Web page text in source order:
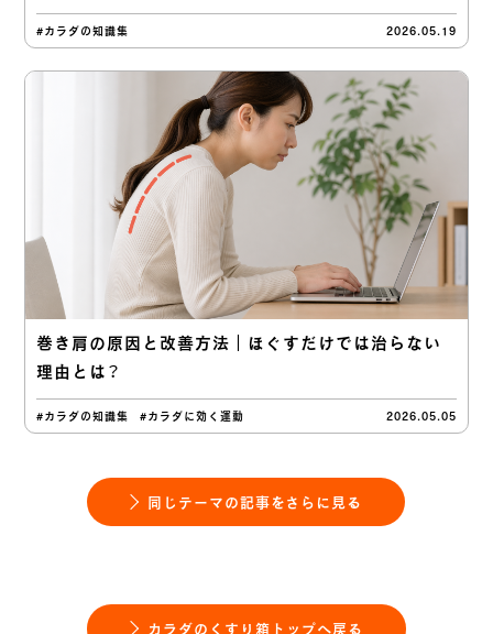
#カラダの知識集 2026.05.19
巻き肩の原因と改善方法｜ほぐすだけでは治らない
理由とは？
#カラダの知識集 #カラダに効く運動 2026.05.05
同じテーマの記事をさらに見る
カラダのくすり箱トップへ戻る